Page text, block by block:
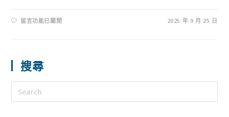
留言功能已關閉 2025 年 9 月 25 日
搜尋